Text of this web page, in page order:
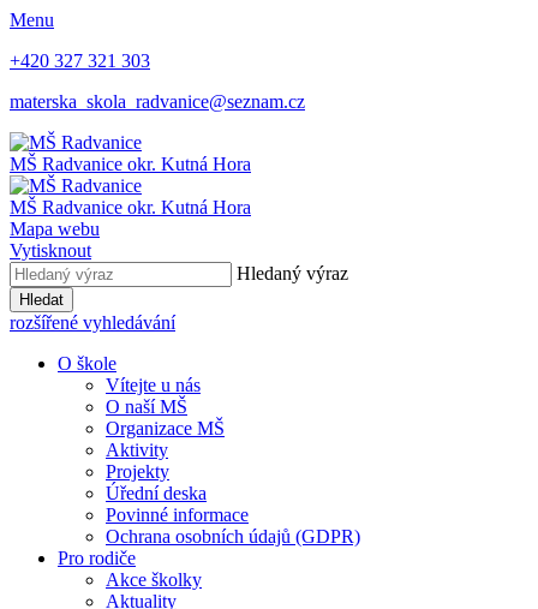
Menu
+420 327 321 303
materska_skola_radvanice@seznam.cz
MŠ Radvanice okr. Kutná Hora
MŠ Radvanice okr. Kutná Hora
Mapa webu
Vytisknout
Hledaný výraz
Hledat
rozšířené vyhledávání
O škole
Vítejte u nás
O naší MŠ
Organizace MŠ
Aktivity
Projekty
Úřední deska
Povinné informace
Ochrana osobních údajů (GDPR)
Pro rodiče
Akce školky
Aktuality